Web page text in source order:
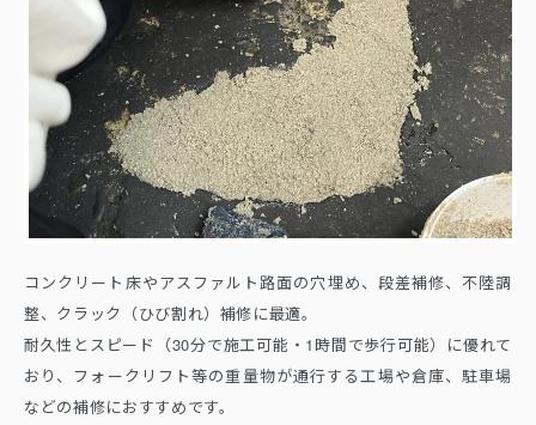
コンクリート床やアスファルト路面の穴埋め、段差補修、不陸調
整、クラック（ひび割れ）補修に最適。
耐久性とスピード（30分で施工可能・1時間で歩行可能）に優れて
おり、フォークリフト等の重量物が通行する工場や倉庫、駐車場
などの補修におすすめです。